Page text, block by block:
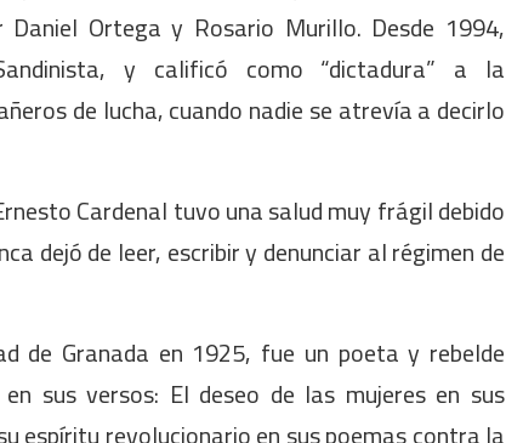
Ortega y Rosario Murillo. Desde 1994,
y calificó como “dictadura” a la
de lucha, cuando nadie se atrevía a decirlo
Cardenal tuvo una salud muy frágil debido
dejó de leer, escribir y denunciar al régimen de
de Granada en 1925, fue un poeta y rebelde
sus versos: El deseo de las mujeres en sus